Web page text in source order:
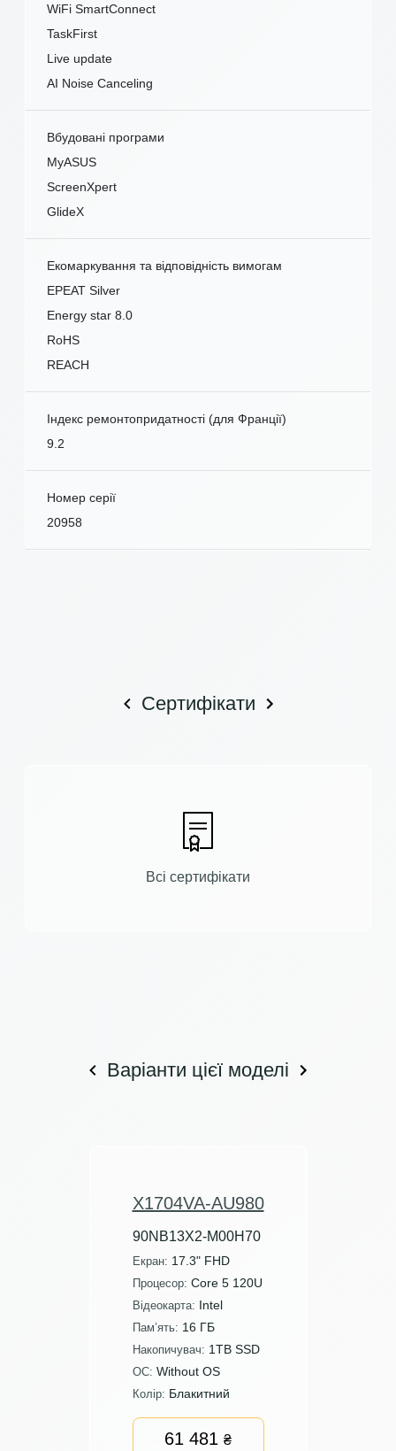
WiFi SmartConnect
TaskFirst
Live update
AI Noise Canceling
Вбудовані програми
MyASUS
ScreenXpert
GlideX
Екомаркування та відповідність вимогам
EPEAT Silver
Energy star 8.0
RoHS
REACH
Індекс ремонтопридатності (для Франції)
9.2
Номер серії
20958
Сертифікати
Всі сертифікати
Варіанти цієї моделі
X1704VA-AU980
90NB13X2-M00H70
Екран: 17.3" FHD
Процесор: Core 5 120U
Відеокарта: Intel
Пам’ять: 16 ГБ
Накопичувач: 1TB SSD
ОС: Without OS
Колір: Блакитний
61 481 ₴